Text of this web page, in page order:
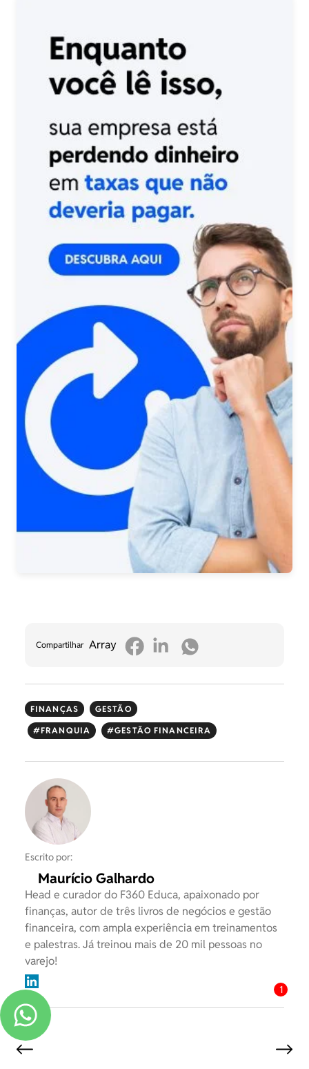
Compartilhar Array
FINANÇAS GESTÃO
FRANQUIA GESTÃO FINANCEIRA
Escrito por:
Maurício Galhardo
Head e curador do F360 Educa, apaixonado por
finanças, autor de três livros de negócios e gestão
financeira, com ampla experiência em treinamentos
e palestras. Já treinou mais de 20 mil pessoas no
varejo!
1